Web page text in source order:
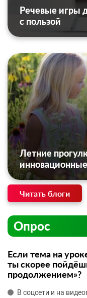
Речевые игры
с пользой
Летние
Читать блоги
Опрос
Если тема на
ты скорее
продолжением»?
В соцсети и на